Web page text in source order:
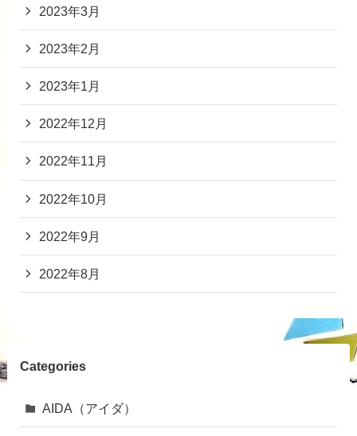
2023年3月
2023年2月
2023年1月
2022年12月
2022年11月
2022年10月
2022年9月
2022年8月
Categories
AIDA（アイダ）